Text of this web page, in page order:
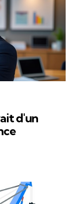
d'un